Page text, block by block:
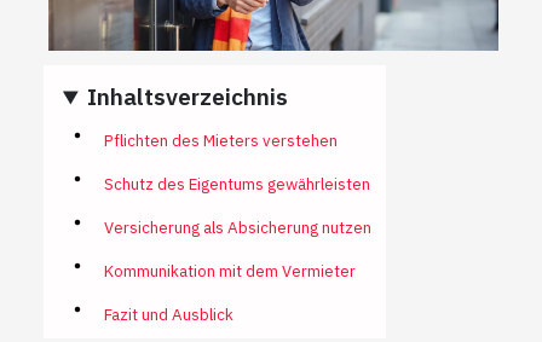
Inhaltsverzeichnis
Pflichten des Mieters verstehen
Schutz des Eigentums gewährleisten
Versicherung als Absicherung nutzen
Kommunikation mit dem Vermieter
Fazit und Ausblick